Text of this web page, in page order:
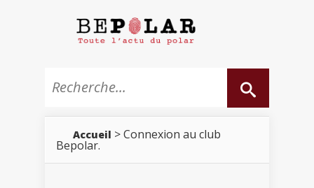
Accueil > Connexion au club
Bepolar.